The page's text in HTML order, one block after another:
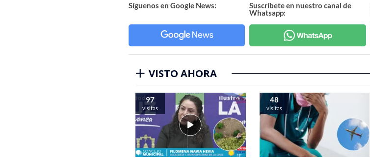
Síguenos en Google News:
Suscríbete en nuestro canal de
Whatsapp:
VISTO AHORA
97
visitas
48
visitas